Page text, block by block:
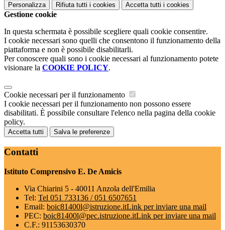
Personalizza Rifiuta tutti i cookies Accetta tutti i cookies
Gestione cookie
In questa schermata è possibile scegliere quali cookie consentire.
I cookie necessari sono quelli che consentono il funzionamento della
piattaforma e non è possibile disabilitarli.
Per conoscere quali sono i cookie necessari al funzionamento potete
visionare la COOKIE POLICY.
Cookie necessari per il funzionamento
I cookie necessari per il funzionamento non possono essere
disabilitati. È possibile consultare l'elenco nella pagina della cookie
policy.
Accetta tutti Salva le preferenze
Contatti
Istituto Comprensivo E. De Amicis
Via Chiarini 5 - 40011 Anzola dell'Emilia
Tel: Tel 051 733136 / 051 6507651
Email: boic81400l@istruzione.itLink per inviare una mail
PEC: boic81400l@pec.istruzione.itLink per inviare una mail
C.F.: 91153630370